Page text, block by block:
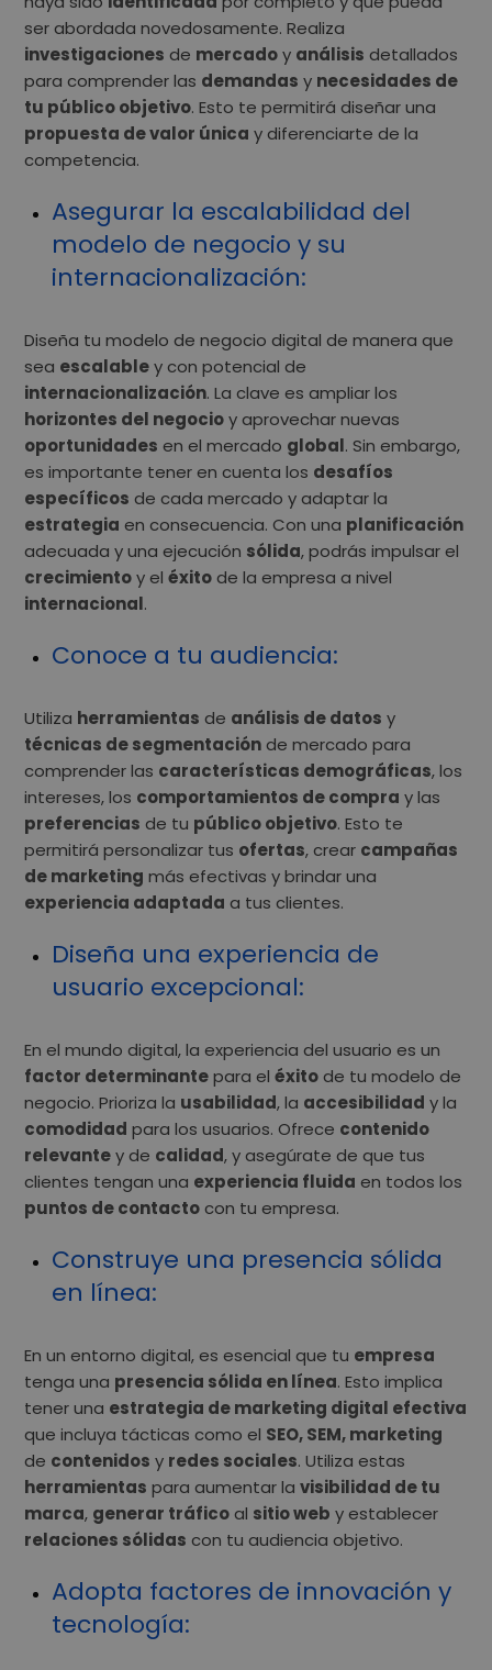
ser abordada novedosamente. Realiza
investigaciones de mercadoy análisis detallados
para comprender las demandas y necesidades de
tu público objetivo. Esto te permitirá diseñar una
propuesta de valor única y diferenciarte de la
competencia.
Asegurar la escalabilidad del
modelo de negocio y su
internacionalización:
Diseña tu modelo de negocio digital de manera que
sea escalabley con potencial de
internacionalización. La clave es ampliar los
horizontes del negocioy aprovechar nuevas
oportunidades en el mercado global. Sin embargo,
es importante tener en cuenta los desafíos
específicos de cada mercado y adaptar la
estrategia en consecuencia. Con una planificación
adecuada y una ejecución sólida, podrás impulsar el
crecimientoy eléxitode la empresa a nivel
internacional.
Conoce a tu audiencia:
Utiliza herramientas de análisis de datos y
técnicas de segmentaciónde mercado para
comprender las características demográficas, los
intereses, los comportamientos de compra y las
preferencias de tu público objetivo. Esto te
permitirá personalizar tus ofertas, crear campañas
de marketing más efectivas y brindar una
experiencia adaptada a tus clientes.
Diseña una experiencia de
usuario excepcional:
En el mundo digital, la experiencia del usuario es un
factor determinantepara eléxitode tu modelo de
negocio. Prioriza la usabilidad, la accesibilidad y la
comodidad para los usuarios. Ofrece contenido
relevantey de calidad, y asegúrate de que tus
clientes tengan una experiencia fluida en todos los
puntos de contactocon tu empresa.
Construye una presencia sólida
en línea:
En un entorno digital, es esencial que tu empresa
tenga una presencia sólida en línea. Esto implica
tener una estrategia de marketing digital efectiva
que incluya tácticas como el SEO, SEM, marketing
de contenidos y redes sociales. Utiliza estas
herramientas para aumentar lavisibilidad de tu
marca, generar tráficoal sitio web y establecer
relaciones sólidas con tu audiencia objetivo.
Adopta factores de innovación y
tecnología: